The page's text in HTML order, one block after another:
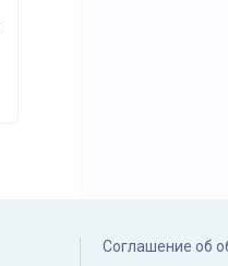
Соглашение об